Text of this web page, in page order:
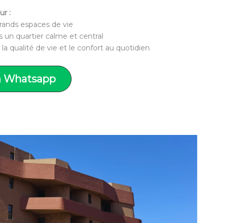
:
espaces de vie
un quartier calme et central
qualité de vie et le confort au quotidien
Whatsapp